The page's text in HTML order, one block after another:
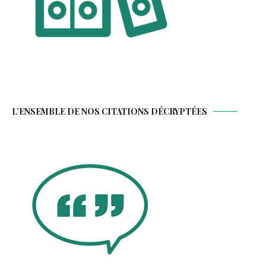
L’ENSEMBLE DE NOS CITATIONS DÉCRYPTÉES